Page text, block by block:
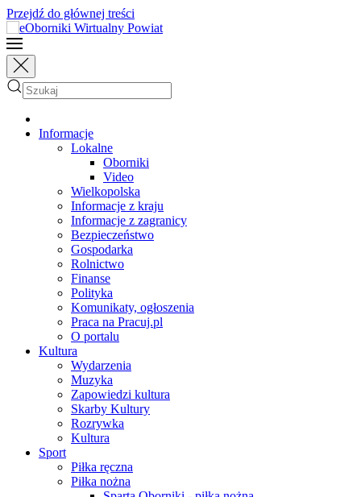
Przejdź do głównej treści
Informacje
Lokalne
Oborniki
Video
Wielkopolska
Informacje z kraju
Informacje z zagranicy
Bezpieczeństwo
Gospodarka
Rolnictwo
Finanse
Polityka
Komunikaty, ogłoszenia
Praca na Pracuj.pl
O portalu
Kultura
Wydarzenia
Muzyka
Zapowiedzi kultura
Skarby Kultury
Rozrywka
Kultura
Sport
Piłka ręczna
Piłka nożna